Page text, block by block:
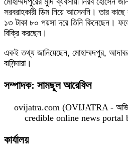
সরবরাহকারী ডিম নিয়ে আসেননি। তার
১৩ টাকা ৮০ পয়সা দরে তিনি কিনেছেন।
বিক্রি করছেন।
একই তথ্য জানিয়েছেন, মোহাম্মদপুর,
বাসিন্দারা।
সম্পাদক: সামছুল আরেফিন
ovijatra.com (OVIJATRA -
credible online news portal
কার্যালয়